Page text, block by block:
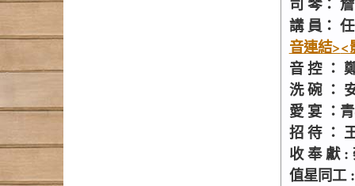
講 員：
音連結><
音 控 ：
洗 碗 ：
愛 宴 ：
招 待 ：
收 奉 獻 :
值星同工